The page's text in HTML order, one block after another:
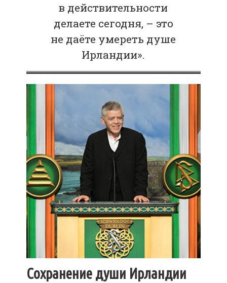
в действительности
делаете сегодня, – это
не даёте умереть душе
Ирландии».
Сохранение души Ирландии